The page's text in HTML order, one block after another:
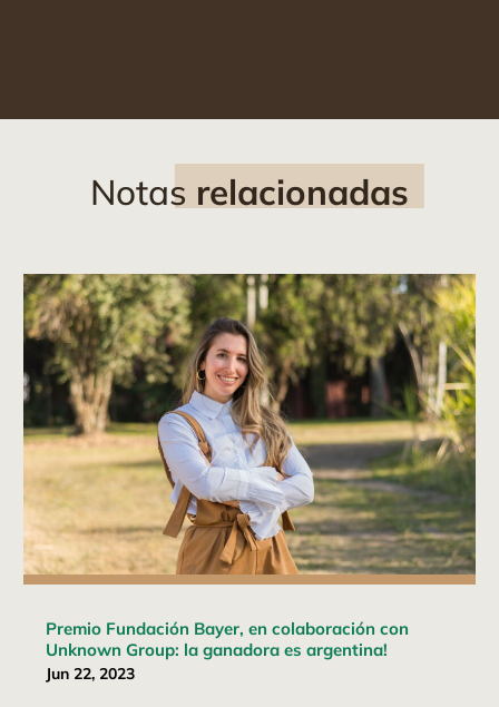
Notas relacionadas
Premio Fundación Bayer, en colaboración con
Unknown Group: la ganadora es argentina!
Jun 22, 2023